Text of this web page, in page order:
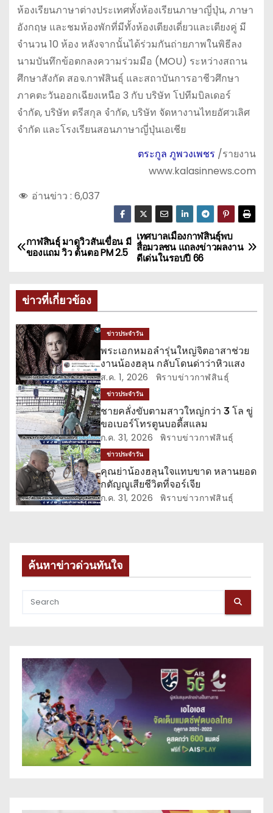
ห้องเรียนภาษาต่างประเทศทั้งห้องเรียนภาษาญี่ปุ่น, ภาษา
อังกฤษ และชมห้องพักที่มีทั้งห้องเตียงเดี่ยวและเตียงคู่ มี
จำนวน 10 ห้อง หลังจากนั้นได้ร่วมกันถ่ายภาพในพิธีลง
นามบันทึกข้อตกลงความร่วมมือ (MOU) ระหว่างสถาน
ศึกษาสังกัด สอจ.กาฬสินธุ์ และสถาบันการอาชีวศึกษา
ภาคตะวันออกเฉียงเหนือ 3 กับ บริษัท โปทีมบิลเดอร์
จำกัด, บริษัท ตรีสกุล จำกัด, บริษัท จัดหางานไทยอัศวเลิศ
จำกัด และโรงเรียนสอนภาษาญี่ปุ่นเอเชีย
ตระกูล ภูพวงเพชร /รายงาน
www.kalasinnews.com
อ่านข่าว : 6,037
แ
ะ
แ
น
ว
เ
รื่
อ
ง
เทศบาลเมืองกาฬสินธุ์พบ
สื่อมวลชน แถลงข่าวผลงาน
ดีเด่นในรอบปี 66
กาฬสินธุ์ มาดูวิวสันเขื่อน มี
ของแถม วิว ต้นตอ PM 2.5
ข่าวที่เกี่ยวข้อง
ข่าวประจำวัน
พระเอกหมอลำรุ่นใหญ่จิตอาสาช่วย
งานน้องฮลุน กลับโดนด่าว่าหิวแสง
ส.ค. 1, 2026 พิราบข่าวกาฬสินธุ์
ข่าวประจำวัน
ชายคลั่งขับตามสาวใหญ่กว่า 3 โล ขู่
ขอเบอร์โทรตูนบอดี้สแลม
ก.ค. 31, 2026 พิราบข่าวกาฬสินธุ์
ข่าวประจำวัน
คุณย่าน้องฮลุนใจแทบขาด หลานยอด
กตัญญูเสียชีวิตที่จอร์เจีย
ก.ค. 31, 2026 พิราบข่าวกาฬสินธุ์
ค้นหาข่าวด่วนทันใจ